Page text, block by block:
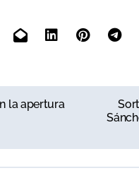
la apertura